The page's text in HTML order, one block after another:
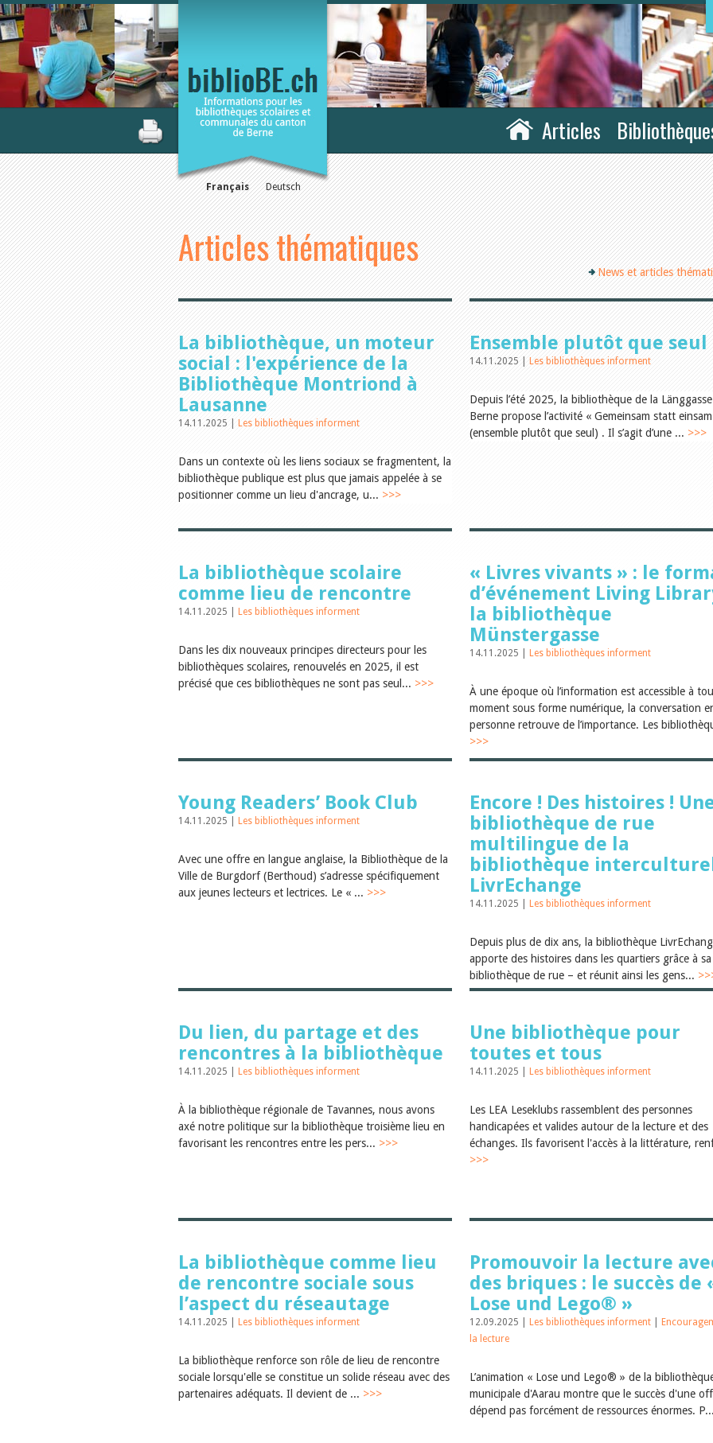
Français Deutsch
Articles
Articles thématiques
News et articles
La bibliothèque, un moteur
social : l'expérience de la
Bibliothèque Montriond à
Lausanne
14.11.2025 | Les bibliothèques informent
Dans un contexte où les liens sociaux se fragmentent, la
bibliothèque publique est plus que jamais appelée à se
positionner comme un lieu d'ancrage, u... >>>
Ensemble plutôt que seul
14.11.2025 | Les bibliothèques informent
Depuis l’été 2025, la bibliothèque de la
Berne propose l’activité « Gemeinsam statt
(ensemble plutôt que seul) . Il s’agit d’une ... >>>
La bibliothèque scolaire
comme lieu de rencontre
14.11.2025 | Les bibliothèques informent
Dans les dix nouveaux principes directeurs pour les
bibliothèques scolaires, renouvelés en 2025, il est
précisé que ces bibliothèques ne sont pas seul... >>>
« Livres vivants » : le
d’événement Living
la bibliothèque
Münstergasse
14.11.2025 | Les bibliothèques informent
À une époque où l’information est accessible à
moment sous forme numérique, la conversation
personne retrouve de l’importance. Les
>>>
Young Readers’ Book Club
14.11.2025 | Les bibliothèques informent
Avec une offre en langue anglaise, la Bibliothèque de la
Ville de Burgdorf (Berthoud) s’adresse spécifiquement
aux jeunes lecteurs et lectrices. Le « ... >>>
Encore ! Des histoires !
bibliothèque de rue
multilingue de la
bibliothèque
LivrEchange
14.11.2025 | Les bibliothèques informent
Depuis plus de dix ans, la bibliothèque
apporte des histoires dans les quartiers grâce à sa
bibliothèque de rue – et réunit ainsi les gens...
Du lien, du partage et des
rencontres à la bibliothèque
14.11.2025 | Les bibliothèques informent
À la bibliothèque régionale de Tavannes, nous avons
axé notre politique sur la bibliothèque troisième lieu en
favorisant les rencontres entre les pers... >>>
Une bibliothèque pour
toutes et tous
14.11.2025 | Les bibliothèques informent
Les LEA Leseklubs rassemblent des personnes
handicapées et valides autour de la lecture et des
échanges. Ils favorisent l'accès à la littérature,
>>>
La bibliothèque comme lieu
de rencontre sociale sous
l’aspect du réseautage
14.11.2025 | Les bibliothèques informent
La bibliothèque renforce son rôle de lieu de rencontre
sociale lorsqu'elle se constitue un solide réseau avec des
partenaires adéquats. Il devient de ... >>>
Promouvoir la lecture
des briques : le succès de
Lose und Lego® »
12.09.2025 | Les bibliothèques informent
la lecture
L’animation « Lose und Lego® » de la
municipale d'Aarau montre que le succès d'une
dépend pas forcément de ressources énormes. P...